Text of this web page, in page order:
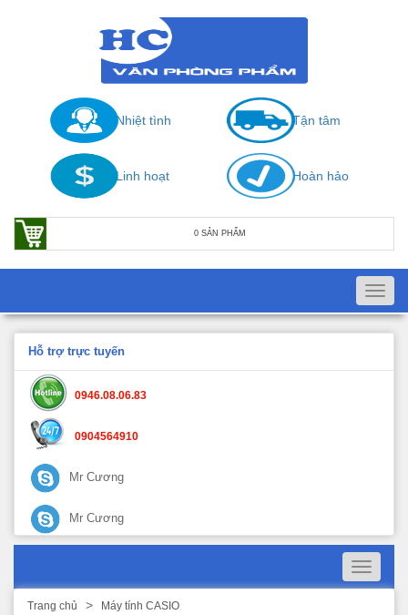
Nhiệt tình Tận tâm
Linh hoạt Hoàn hảo
0 SẢN PHẨM
Hỗ trợ trực tuyến
0946.08.06.83
0904564910
Mr Cương
Mr Cương
Toggle
Trang chủ Máy tính CASIO